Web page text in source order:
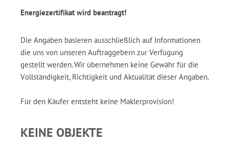
Energiezertifikat wird beantragt!
Die Angaben basieren ausschließlich auf Informationen
die uns von unseren Auftraggebern zur Verfügung
gestellt werden. Wir übernehmen keine Gewähr für die
Vollständigkeit, Richtigkeit und Aktualität dieser Angaben.
Für den Käufer entsteht keine Maklerprovision!
KEINE OBJEKTE